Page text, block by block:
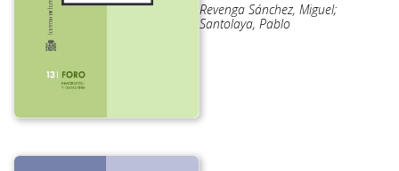
Revenga Sánchez, Miguel;
Santolaya, Pablo